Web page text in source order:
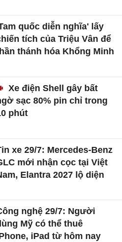
quốc diễn nghĩa' lấy
tích của Triệu Vân để
thánh hóa Khổng Minh
Xe điện Shell gây bất
sạc 80% pin chỉ trong
phút
xe 29/7: Mercedes-Benz
mới nhận cọc tại Việt
Elantra 2027 lộ diện
nghệ 29/7: Người
Mỹ có thể thuê
iPad từ hôm nay